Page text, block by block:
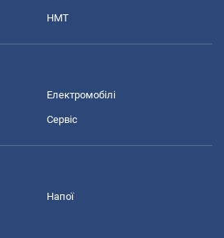
НМТ
Електромобілі
Сервіс
Напої